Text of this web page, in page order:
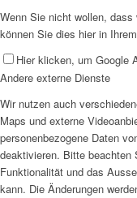
Wenn Sie nicht wollen,
können Sie dies hier in
Hier klicken, um Google
Andere externe Dienste
Wir nutzen auch
Maps und externe
personenbezogene Daten
deaktivieren. Bitte beachten
Funktionalität und das
kann. Die Änderungen